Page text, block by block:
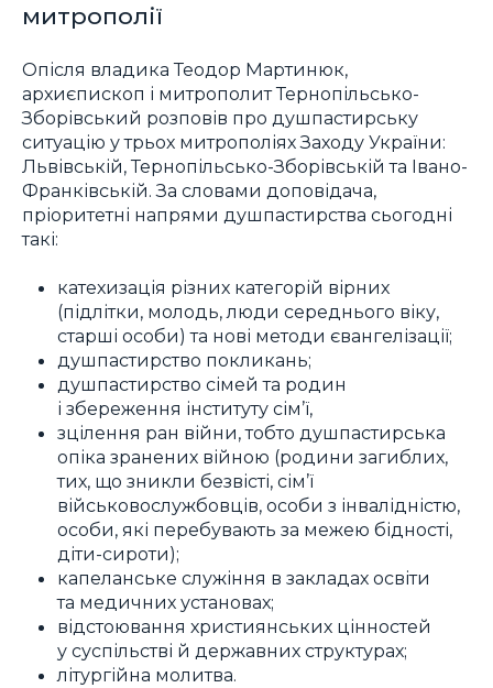
митрополії
Опісля владика Теодор Мартинюк,
архиєпископ і митрополит Тернопільсько-
Зборівський розповів про душпастирську
ситуацію у трьох митрополіях Заходу України:
Львівській, Тернопільсько-Зборівській та Івано-
Франківській. За словами доповідача,
пріоритетні напрями душпастирства сьогодні
такі:
катехизація різних категорій вірних
(підлітки, молодь, люди середнього віку,
старші особи) та нові методи євангелізації;
душпастирство покликань;
душпастирство сімей та родин
і збереження інституту сім’ї,
зцілення ран війни, тобто душпастирська
опіка зранених війною (родини загиблих,
тих, що зникли безвісті, сім’ї
військовослужбовців, особи з інвалідністю,
особи, які перебувають за межею бідності,
діти-сироти);
капеланське служіння в закладах освіти
та медичних установах;
відстоювання християнських цінностей
у суспільстві й державних структурах;
літургійна молитва.